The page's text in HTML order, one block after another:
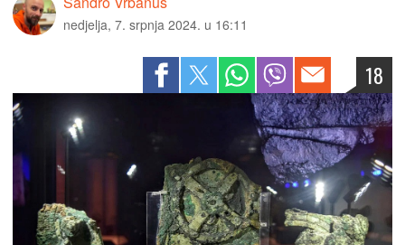
nedjelja, 7. srpnja 2024. u 16:11
18